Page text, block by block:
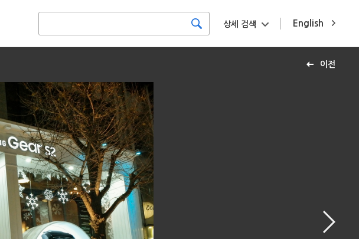
English
상세 검색
이전